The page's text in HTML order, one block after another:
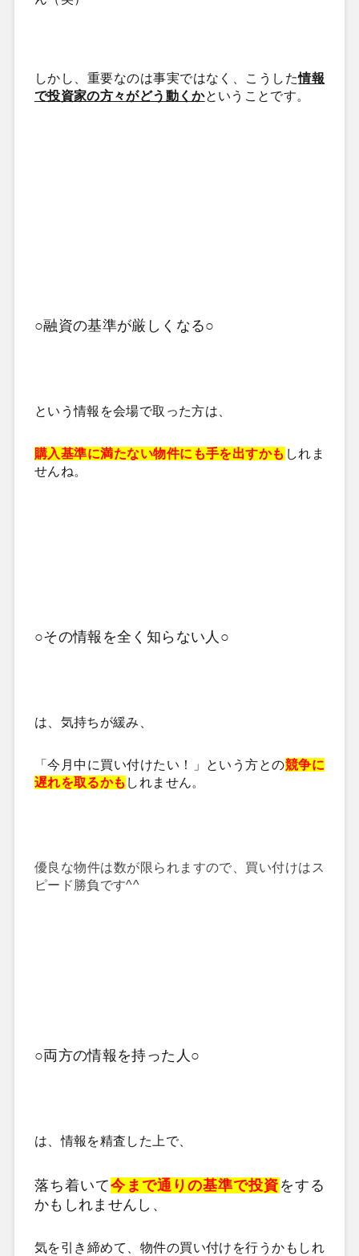
しかし、重要なのは事実ではなく、こうした情報
で投資家の方々がどう動くかということです。
○融資の基準が厳しくなる○
という情報を会場で取った方は、
購入基準に満たない物件にも手を出すかも しれま
せんね。
○その情報を全く知らない人○
は、気持ちが緩み、
「今月中に買い付けたい！」という方との競争に
遅れを取るかも しれません。
優良な物件は数が限られますので、買い付けはス
ピード勝負です^^
○両方の情報を持った人○
は、情報を精査した上で、
落ち着いて今まで通りの基準で投資 をする
かもしれませんし、
気を引き締めて、物件の買い付けを行うかもしれ